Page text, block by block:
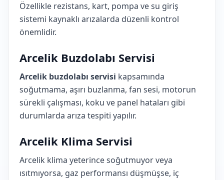
Özellikle rezistans, kart, pompa ve su giriş
sistemi kaynaklı arızalarda düzenli kontrol
önemlidir.
Arcelik Buzdolabı Servisi
Arcelik buzdolabı servisi kapsamında
soğutmama, aşırı buzlanma, fan sesi, motorun
sürekli çalışması, koku ve panel hataları gibi
durumlarda arıza tespiti yapılır.
Arcelik Klima Servisi
Arcelik klima yeterince soğutmuyor veya
ısıtmıyorsa, gaz performansı düşmüşse, iç